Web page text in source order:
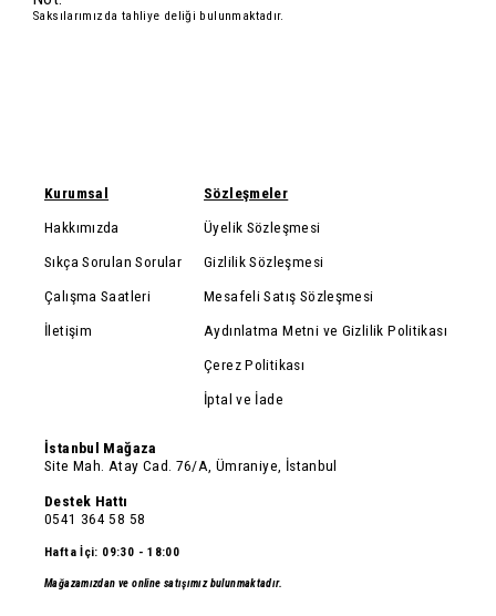
Saksılarımızda tahliye deliği bulunmaktadır.
Kurumsal
Hakkımızda
Sıkça Sorulan Sorular
Çalışma Saatleri
İletişim
Sözleşmeler
Üyelik Sözleşmesi
Gizlilik Sözleşmesi
Mesafeli Satış Sözleşmesi
Aydınlatma Metni ve Gizlilik Politikası
Çerez Politikası
İptal ve İade
İstanbul Mağaza
Site Mah. Atay Cad. 76/A, Ümraniye, İstanbul
Destek Hattı
0541 364 58 58
Hafta İçi: 09:30 - 18:00
Mağazamızdan ve online satışımız bulunmaktadır.